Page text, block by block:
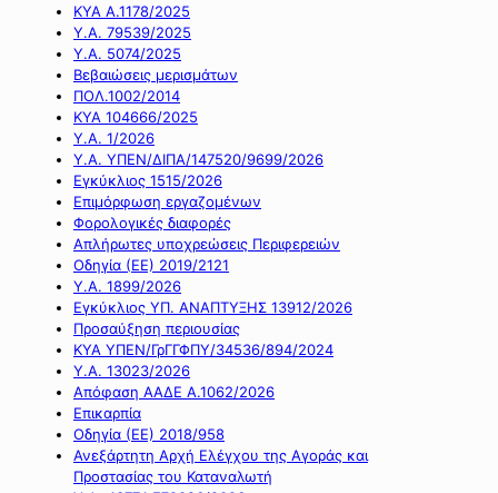
ΚΥΑ Α.1178/2025
Υ.Α. 79539/2025
Υ.Α. 5074/2025
Βεβαιώσεις μερισμάτων
ΠΟΛ.1002/2014
ΚΥΑ 104666/2025
Υ.Α. 1/2026
Υ.Α. ΥΠΕΝ/ΔΙΠΑ/147520/9699/2026
Εγκύκλιος 1515/2026
Επιμόρφωση εργαζομένων
Φορολογικές διαφορές
Απλήρωτες υποχρεώσεις Περιφερειών
Οδηγία (ΕΕ) 2019/2121
Υ.Α. 1899/2026
Εγκύκλιος ΥΠ. ΑΝΑΠΤΥΞΗΣ 13912/2026
Προσαύξηση περιουσίας
ΚΥΑ ΥΠΕΝ/ΓρΓΓΦΠΥ/34536/894/2024
Υ.Α. 13023/2026
Απόφαση ΑΑΔΕ Α.1062/2026
Επικαρπία
Οδηγία (ΕΕ) 2018/958
Ανεξάρτητη Αρχή Ελέγχου της Αγοράς και
Προστασίας του Καταναλωτή